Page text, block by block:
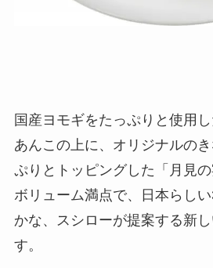
国産ヨモギをたっぷりと使用
あんこの上に、オリジナルの
ぷりとトッピングした「月見の
ボリューム満点で、日本らし
かな、スシローが提案する新
す。